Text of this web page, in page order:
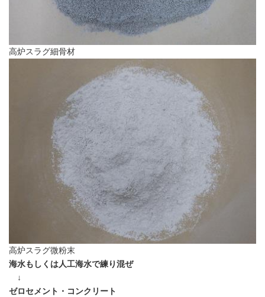
高炉スラグ細骨材
高炉スラグ微粉末
海水もしくは人工海水で練り混ぜ
↓
ゼロセメント・コンクリート